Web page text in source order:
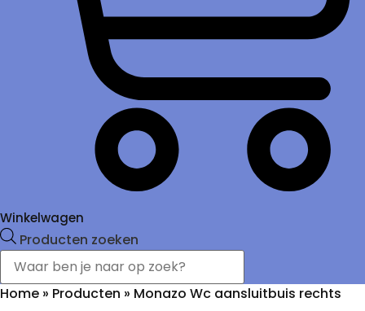
Winkelwagen
Producten zoeken
Home » Producten » Monazo Wc aansluitbuis rechts